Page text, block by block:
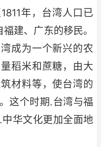
年，台湾人口已
建、广东的移民。
成为一个新兴的农
稻米和蔗糖，由大
材料等，使台湾的
这个时期.台湾与福
华文化更加全面地